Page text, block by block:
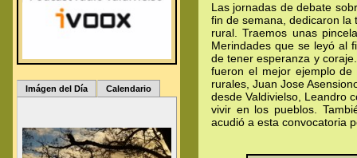
Imágen del Día Calendario
Las jornadas de debate
fin de semana, dedicaron la
rural. Traemos unas
Merindades que se leyó al
de tener esperanza y
fueron el mejor ejemplo
rurales, Juan Jose
desde Valdivielso, Leandro
vivir en los pueblos.
acudió a esta convocatoria